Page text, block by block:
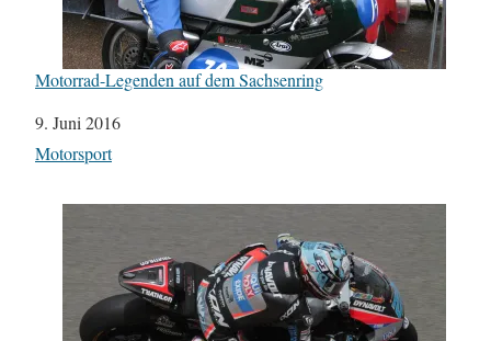
Motorrad-Legenden auf dem Sachsenring
Datum
9. Juni 2016
In Bezug auf
Motorsport